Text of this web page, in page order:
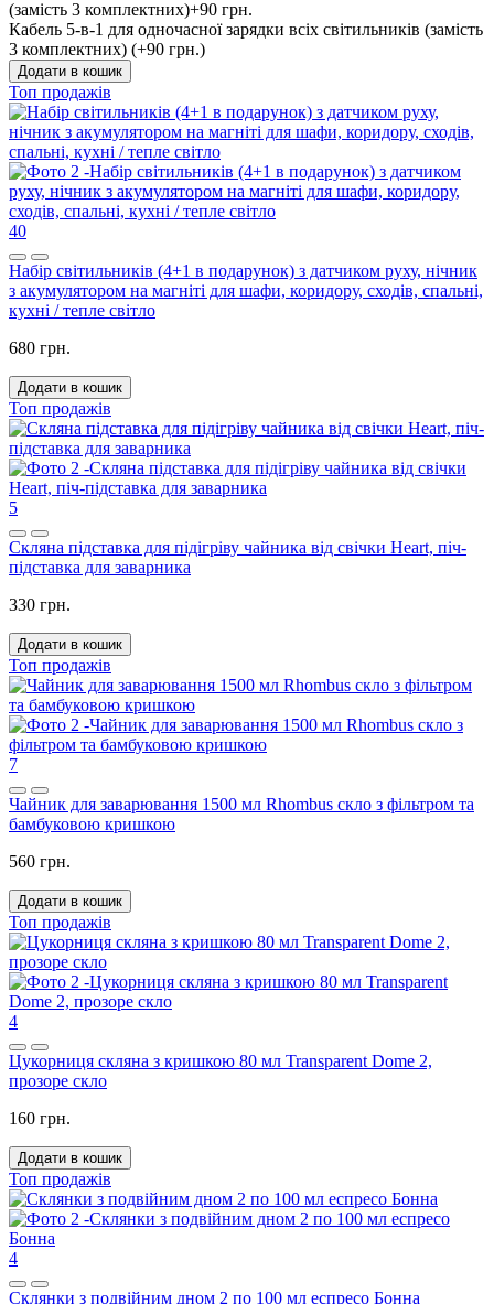
Кабель 5-в-1 для одночасної зарядки всіх світильників (замість
3 комплектних) (+90 грн.)
Додати в кошик
Топ продажів
40
Набір світильників (4+1 в подарунок) з датчиком руху, нічник
з акумулятором на магніті для шафи, коридору, сходів, спальні,
кухні / тепле світло
680 грн.
Додати в кошик
Топ продажів
5
Скляна підставка для підігріву чайника від свічки Heart, піч-
підставка для заварника
330 грн.
Додати в кошик
Топ продажів
7
Чайник для заварювання 1500 мл Rhombus скло з фільтром та
бамбуковою кришкою
560 грн.
Додати в кошик
Топ продажів
4
Цукорниця скляна з кришкою 80 мл Transparent Dome 2,
прозоре скло
160 грн.
Додати в кошик
Топ продажів
4
Склянки з подвійним дном 2 по 100 мл еспресо Бонна